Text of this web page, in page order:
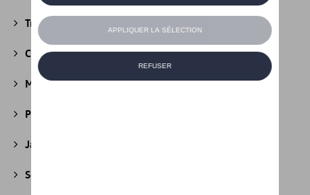
Transport
Confort et protection(841)
Multimédia(26)
Produits d'entretien
Jantes et roues
Securité